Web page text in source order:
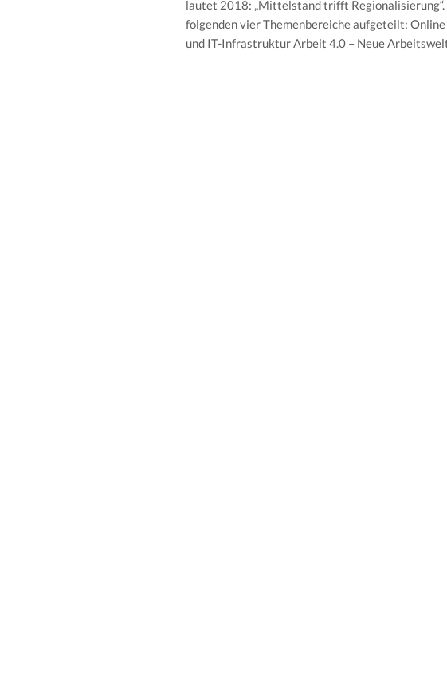
lautet 2018: „Mittelstand trifft
folgenden vier Themenbereiche aufgeteilt:
und IT-Infrastruktur Arbeit 4.0 – Neue